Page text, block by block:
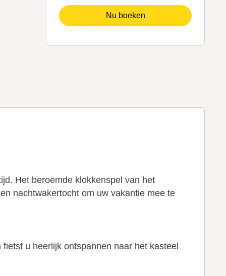
Nu boeken
Het beroemde klokkenspel van het
nachtwakertocht om uw vakantie mee te
u heerlijk ontspannen naar het kasteel